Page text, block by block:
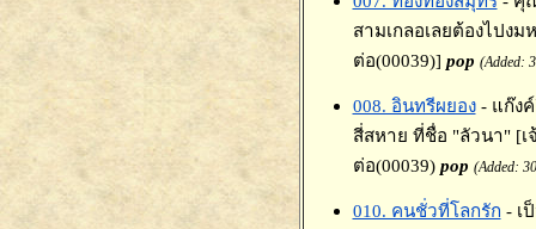
สามเกลอเลยต้องไปง
ต่อ(00039)] pop (Added:
008. อินทรีผยอง - แก๊ง
สี่สหาย ที่ชื่อ "ลัวนา" [
ต่อ(00039) pop (Added:
010. คนชั่วที่โลกรัก - เ